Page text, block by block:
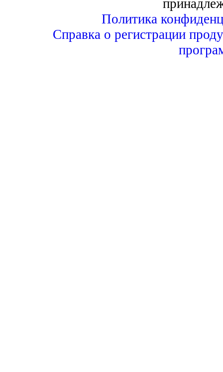
Политика
Справка о регистрации